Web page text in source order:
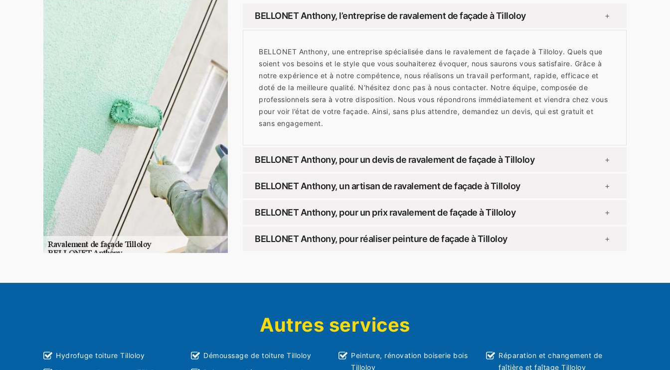
BELLONET Anthony, l’entreprise de ravalement de façade à Tilloloy +
BELLONET Anthony, une entreprise spécialisée dans le ravalement de façade à Tilloloy. Quels que
soient vos besoins et le style que vous souhaiterez évoquer, nous saurons vous satisfaire. Grâce à
notre expérience et à notre compétence, nous réalisons un travail performant, rapide, efficace et
doté de la meilleure qualité. N’hésitez donc pas à nous contacter. Notre équipe, composée de
professionnels sera à votre disposition. Nous vous répondrons immédiatement et viendra chez vous
pour voir l’état de votre façade. Ainsi, sans plus attendre, demandez un devis, qui est gratuit et
sans engagement.
BELLONET Anthony, pour un devis de ravalement de façade à Tilloloy +
BELLONET Anthony, un artisan de ravalement de façade à Tilloloy +
BELLONET Anthony, pour un prix ravalement de façade à Tilloloy +
BELLONET Anthony, pour réaliser peinture de façade à Tilloloy +
Autres services
Hydrofuge toiture Tilloloy
Démoussage de toiture Tilloloy
Peinture, rénovation boiserie bois
Tilloloy
Réparation et changement de
faîtière et faîtage Tilloloy